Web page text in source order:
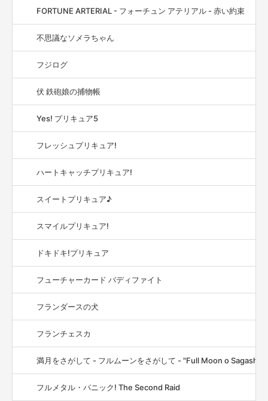
FORTUNE ARTERIAL - フォーチュン アテリアル - 赤い約束
不思議なソメラちゃん
フジログ
伏 鉄砲娘の捕物帳
Yes! プリキュア5
フレッシュプリキュア!
ハートキャッチプリキュア!
スイートプリキュア♪
スマイルプリキュア!
ドキドキ!プリキュア
フューチャーカード バディファイト
フランダースの犬
フランチェスカ
満月をさがして - フルムーンをさがして - "Full Moon o
フルメタル・パニック! The Second Raid